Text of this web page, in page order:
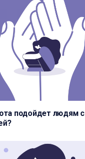
подойдет людям с